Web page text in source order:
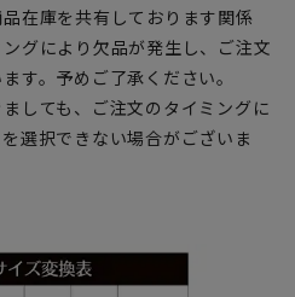
在庫を共有しております関係
グにより欠品が発生し、ご注文
す。予めご了承ください。
しても、ご注文のタイミングに
選択できない場合がございま